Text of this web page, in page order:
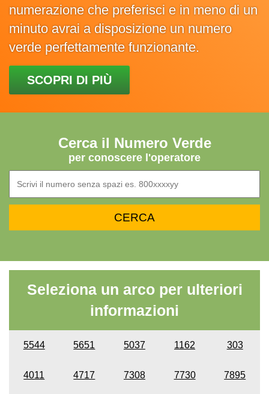
numerazione che preferisci e in meno di un
minuto avrai a disposizione un numero
verde perfettamente funzionante.
SCOPRI DI PIÙ
Cerca il Numero Verde
per conoscere l'operatore
Seleziona un arco per ulteriori
informazioni
5544 5651 5037 1162 303
4011 4717 7308 7730 7895